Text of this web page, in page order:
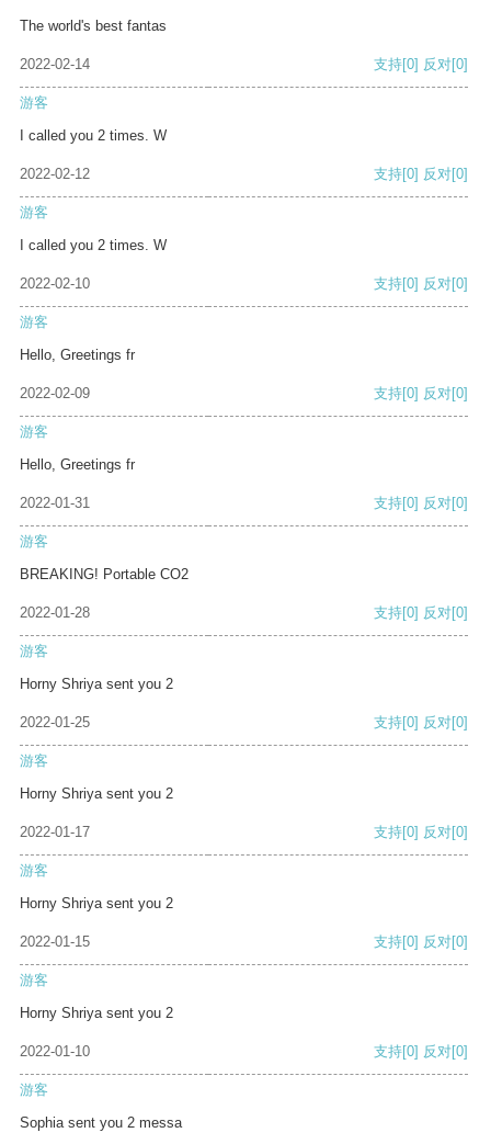
The world's best fantas
2022-02-14 支持[0] 反对[0]
游客
I called you 2 times. W
2022-02-12 支持[0] 反对[0]
游客
I called you 2 times. W
2022-02-10 支持[0] 反对[0]
游客
Hello, Greetings fr
2022-02-09 支持[0] 反对[0]
游客
Hello, Greetings fr
2022-01-31 支持[0] 反对[0]
游客
BREAKING! Portable CO2
2022-01-28 支持[0] 反对[0]
游客
Horny Shriya sent you 2
2022-01-25 支持[0] 反对[0]
游客
Horny Shriya sent you 2
2022-01-17 支持[0] 反对[0]
游客
Horny Shriya sent you 2
2022-01-15 支持[0] 反对[0]
游客
Horny Shriya sent you 2
2022-01-10 支持[0] 反对[0]
游客
Sophia sent you 2 messa